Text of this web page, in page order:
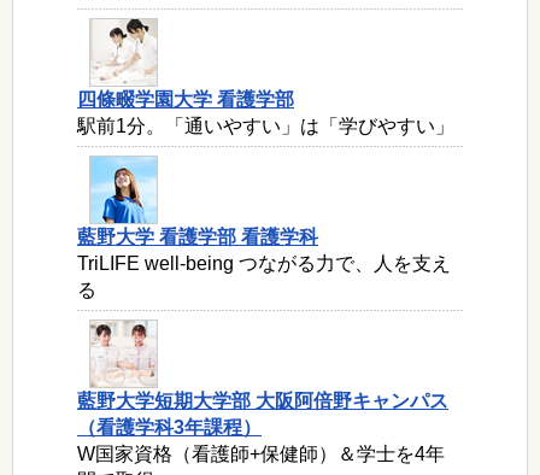
四條畷学園大学 看護学部
駅前1分。「通いやすい」は「学びやすい」
藍野大学 看護学部 看護学科
TriLIFE well-being つながる力で、人を支え
る
藍野大学短期大学部 大阪阿倍野キャンパス
（看護学科3年課程）
W国家資格（看護師+保健師）＆学士を4年